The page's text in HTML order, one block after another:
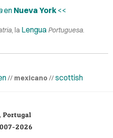
en Nueva York<<
, la Lengua Portuguesa. ​
// mexicano //scottish
Portugal
2026